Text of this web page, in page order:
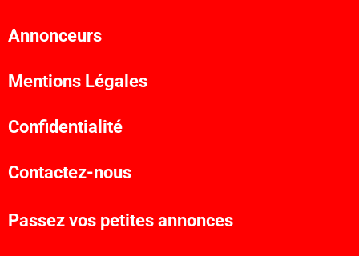
Annonceurs
Mentions Légales
Confidentialité
Contactez-nous
Passez vos petites annonces